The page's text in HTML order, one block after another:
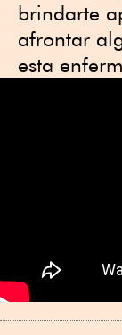
brindarte
afrontar
esta